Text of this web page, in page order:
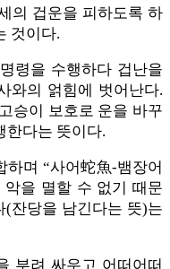
의 겁운을 피하도록 하
것이다.
령을 수행하다 겁난을
와의 얽힘에 벗어난다.
승이 보호로 운을 바꾸
한다는 뜻이다.
며 “사어蛇魚-뱀장어
악을 멸할 수 없기 때문
(잔당을 남긴다는 뜻)는
부려 싸우고 어떠어떠